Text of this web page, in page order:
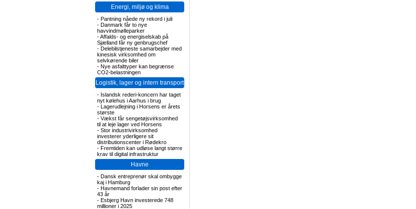
Energi, miljø og klima
- Pantning nåede ny rekord i juli
- Danmark får to nye
havvindmølleparker
-Affalds- og energiselskab på
Sjælland får ny genbrugschef
- Delebilstjeneste samarbejder med
kinesisk virksomhed om
selvkørende biler
- Nye asfalttyper kan begrænse
CO2-belastningen
Logistik, lager og intern transport
- Islandsk rederi-koncern har taget
nyt kølehus i Aarhus i brug
- Lagerudlejning i Horsens er årets
største
- Vækst får sengetøjsvirksomhed
til at leje lager ved Horsens
- Stor industrivirksomhed
investerer yderligere sit
distributionscenter i Rødekro
- Fremtiden kan udløse langt større
krav til digital infrastruktur
Havne
- Dansk entreprenør skal ombygge
kaj i Hamburg
- Havnemand forlader sin post efter
43 år
- Esbjerg Havn investerede 748
millioner i 2025